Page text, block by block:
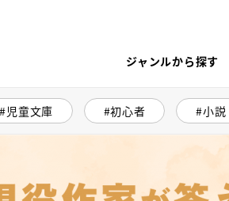
ジャンルから探す
児童文庫 初心者 小説